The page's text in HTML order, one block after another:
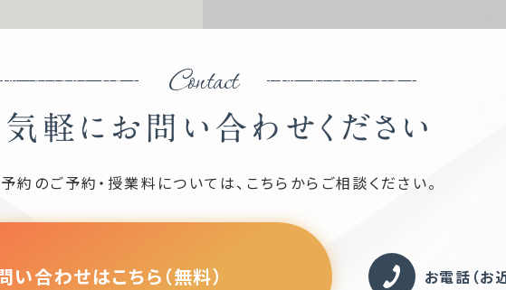
Contact
軽にお問い合わせください
約のご予約・授業料については、 こちらからご相談ください。
い合わせはこちら（無料） お電話（お